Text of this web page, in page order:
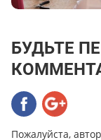
БУДЬТЕ
Пожалуйста,